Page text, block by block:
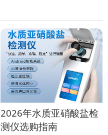
2026年水质亚硝酸盐检
测仪选购指南